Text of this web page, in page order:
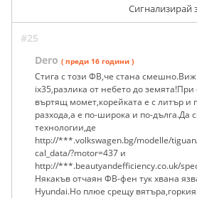
Сигнализирай
#25
Dero ( преди 16 години )
Стига с този ФВ,че стана
ix35,разлика от небето до
въртящ момет,корейката е с литър и
разхода,а е по-широка и по-дълга.Да
технологии,де
http://***.volkswagen.bg/modelle/
cal_data/?motor=437 и
http://***.beautyandefficiency.co.uk/
Някакъв отчаян ФВ-фен тук хвана
Hyundai.Но плюе срещу